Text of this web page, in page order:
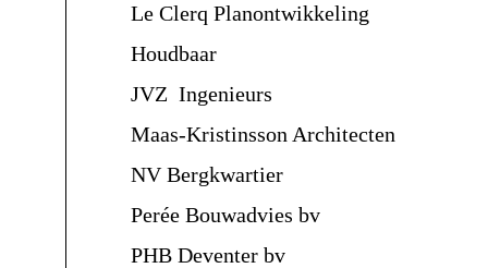
Le Clerq Planontwikkeling
Houdbaar
JVZ Ingenieurs
Maas-Kristinsson Architecten
NV Bergkwartier
Perée Bouwadvies bv
PHB Deventer bv